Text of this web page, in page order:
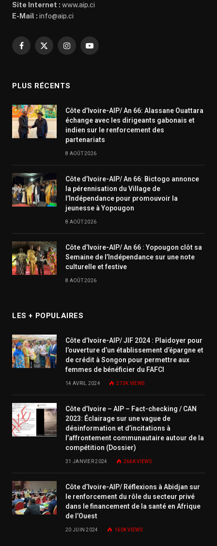
Site Internet : www.aip.ci
E-Mail : info@aip.ci
Facebook
X
InstagramYouTube
PLUS RÉCENTS
Côte d’Ivoire-AIP/ An 66: Alassane Ouattara
échange avec les dirigeants gabonais et
indien sur le renforcement des
partenariats
8 AOÛT 2026
Côte d’Ivoire-AIP/ An 66: Bictogo annonce
la pérennisation du Village de
l’Indépendance pour promouvoir la
jeunesse à Yopougon
8 AOÛT 2026
Côte d’Ivoire-AIP/ An 66 : Yopougon clôt sa
Semaine de l’Indépendance sur une note
culturelle et festive
8 AOÛT 2026
LES + POPULAIRES
Côte d’Ivoire-AIP/ JIF 2024 : Plaidoyer pour
l’ouverture d’un établissement d’épargne et
de crédit à Songon pour permettre aux
femmes de bénéficier du FAFCI
14 AVRIL 2024 273K VIEWS
Côte d’Ivoire – AIP – Fact-checking / CAN
2023: Éclairage sur une vague de
désinformation et d’incitations à
l’affrontement communautaire autour de la
compétition (Dossier)
31 JANVIER 2024 266KVIEWS
Côte d’Ivoire-AIP/ Réflexions à Abidjan sur
le renforcement du rôle du secteur privé
dans le financement de la santé en Afrique
de l’Ouest
20 JUIN 2024 160KVIEWS